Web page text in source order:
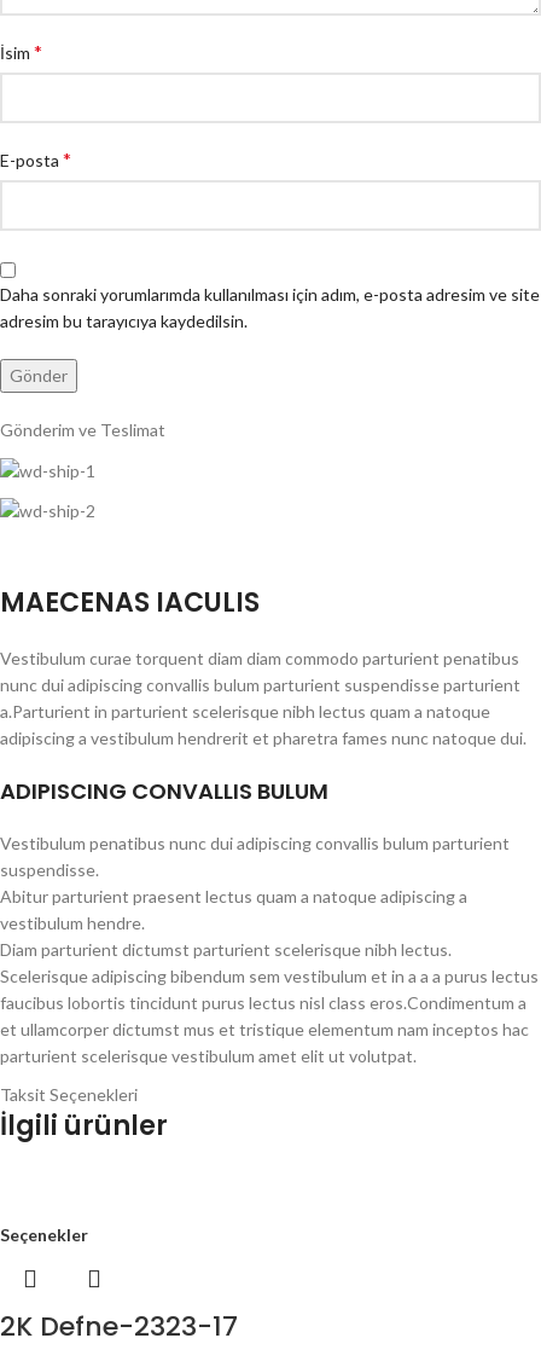
İsim *
E-posta *
Daha sonraki yorumlarımda kullanılması için adım, e-posta adresim ve site
adresim bu tarayıcıya kaydedilsin.
Gönderim ve Teslimat
MAECENAS IACULIS
Vestibulum curae torquent diam diam commodo parturient penatibus
nunc dui adipiscing convallis bulum parturient suspendisse parturient
a.Parturient in parturient scelerisque nibh lectus quam a natoque
adipiscing a vestibulum hendrerit et pharetra fames nunc natoque dui.
ADIPISCING CONVALLIS BULUM
Vestibulum penatibus nunc dui adipiscing convallis bulum parturient
suspendisse.
Abitur parturient praesent lectus quam a natoque adipiscing a
vestibulum hendre.
Diam parturient dictumst parturient scelerisque nibh lectus.
Scelerisque adipiscing bibendum sem vestibulum et in a a a purus lectus
faucibus lobortis tincidunt purus lectus nisl class eros.Condimentum a
et ullamcorper dictumst mus et tristique elementum nam inceptos hac
parturient scelerisque vestibulum amet elit ut volutpat.
Taksit Seçenekleri
İlgili ürünler
Seçenekler
2K Defne-2323-17